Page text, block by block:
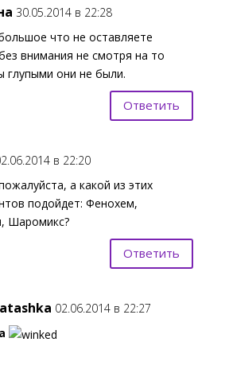
30.05.2014 в 22:28
что не оставляете
внимания не смотря на то
глупыми они не были.
Ответить
в 22:20
а какой из этих
подойдет: Фенохем,
Шаромикс?
Ответить
02.06.2014 в 22:27